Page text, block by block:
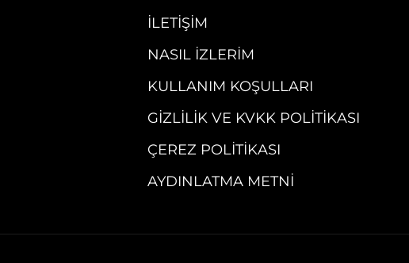
İLETIŞIM
NASIL İZLERIM
KULLANIM KOŞULLARI
GIZLILIK VE KVKK POLITIKASI
ÇEREZ POLITIKASI
AYDINLATMA METNI